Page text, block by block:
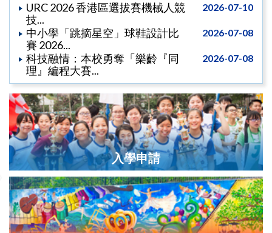
2026-07-10
URC 2026 香港區選拔賽機械人競
技...
2026-07-08
中小學「跳摘星空」球鞋設計比
賽 2026...
2026-07-08
科技融情：本校勇奪「樂齡『同
理』編程大賽...
入學申請